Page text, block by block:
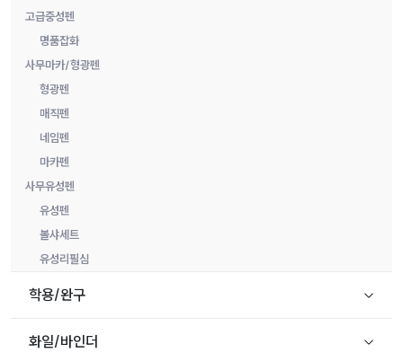
고급중성펜
명품잡화
사무마카/형광펜
형광펜
매직펜
네임펜
마카펜
사무유성펜
유성펜
볼샤세트
유성리필심
학용/완구
화일/바인더